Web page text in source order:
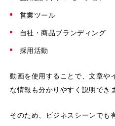
営業ツール
自社・商品ブランディング
採用活動
動画を使用することで、文章や
な情報も分かりやすく説明でき
そのため、ビジネスシーンでも